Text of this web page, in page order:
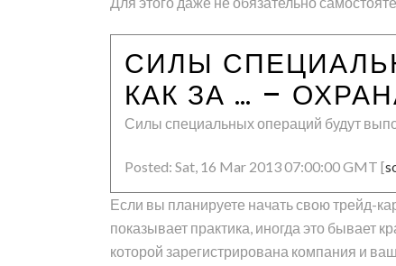
СИЛЫ
КАК ЗА … –
Силы специальных операций будут
Posted: Sat, 16 Mar 2013 07:00:00 GMT [
Если вы планируете начать свою трейд-
показывает практика, иногда это бывает
которой зарегистрирована компания и